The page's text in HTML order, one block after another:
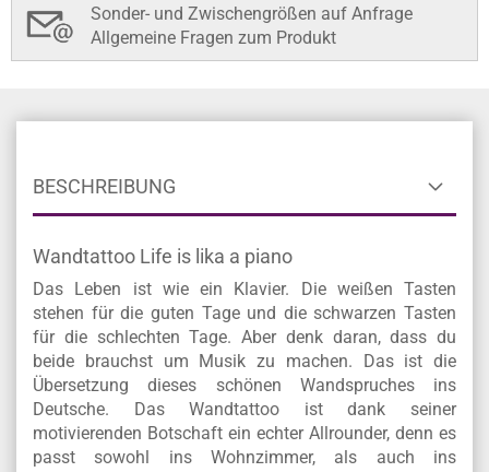
Sonder- und Zwischengrößen auf Anfrage
Allgemeine Fragen zum Produkt
BESCHREIBUNG
Wandtattoo Life is lika a piano
Das Leben ist wie ein Klavier. Die weißen Tasten
stehen für die guten Tage und die schwarzen Tasten
für die schlechten Tage. Aber denk daran, dass du
beide brauchst um Musik zu machen. Das ist die
Übersetzung dieses schönen Wandspruches ins
Deutsche. Das Wandtattoo ist dank seiner
motivierenden Botschaft ein echter Allrounder, denn es
passt sowohl ins Wohnzimmer, als auch ins